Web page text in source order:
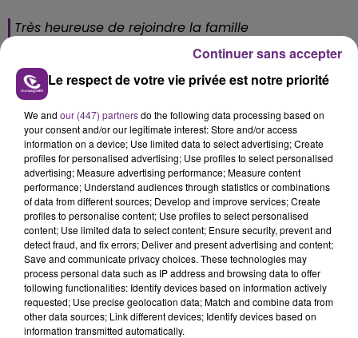
Très heureuse de rejoindre la famille
Rendez vous le 15 octobre sur
pic.twitter.com/a88ygufWLK
— Karima Charni (@Karimacharni)September 27,
2022
Une émission quotidienne sera également proposée
du lundi au vendredi à 17h30 et le samedi à 17h20 sur
TF1.
FIL D'ACTU
Le respect de votre vie privée est notre priorité
We and our (447) partnersdo the following data processing based on
your consent and/or our legitimate interest: Store and/or access
information on a device; Use limited data to select advertising; Create
profiles for personalised advertising; Use profiles to select personalised
advertising; Measure advertising performance; Measure content
performance; Understand audiences through statistics or combinations
of data from different sources; Develop and improve services; Create
profiles to personalise content; Use profiles to select personalised
content; Use limited data to select content; Ensure security, prevent and
detect fraud, and fix errors; Deliver and present advertising and content;
Save and communicate privacy choices. These technologies may
process personal data such as IP address and browsing data to offer
following functionalities: Identify devices based on information actively
requested; Use precise geolocation data; Match and combine data from
other data sources; Link different devices; Identify devices based on
information transmitted automatically.
Continuer sans accepter